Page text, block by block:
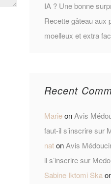
IA ? Une bonne
Recette gâteau aux
moelleux et extra
Recent
MarieonAvis
faut-il s’inscrire sur
natonAvis
il s’inscrire sur
Sabine Iktomi Ska